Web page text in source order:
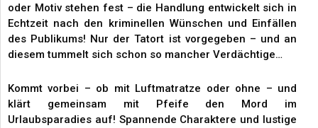
oder Motiv stehen fest – die Handlung entwickelt sich in
Echtzeit nach den kriminellen Wünschen und Einfällen
des Publikums! Nur der Tatort ist vorgegeben – und an
diesem tummelt sich schon so mancher Verdächtige…
Kommt vorbei – ob mit Luftmatratze oder ohne – und
klärt gemeinsam mit Pfeife den Mord im
Urlaubsparadies auf! Spannende Charaktere und lustige